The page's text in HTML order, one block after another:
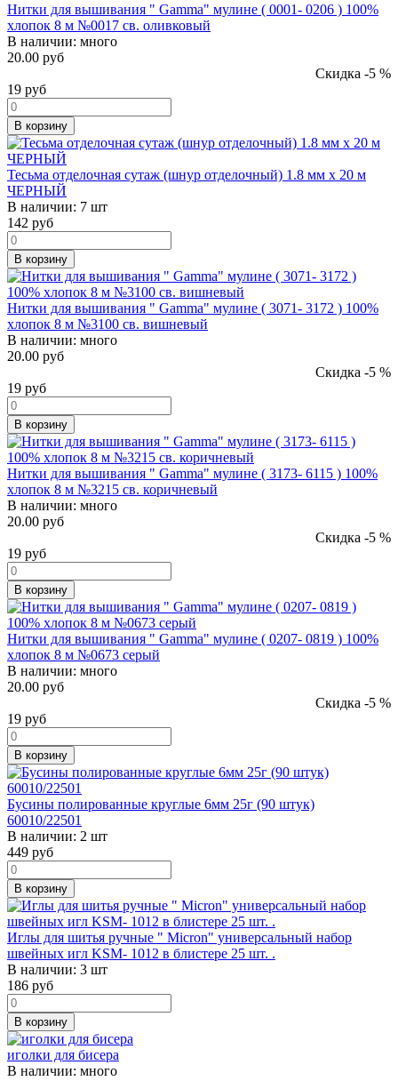
Нитки для вышивания " Gamma" мулине ( 0001- 0206 ) 100%
хлопок 8 м №0017 св. оливковый
В наличии: много
20.00 руб
Скидка -5 %
19 руб
В корзину
Тесьма отделочная сутаж (шнур отделочный) 1.8 мм х 20 м
ЧЕРНЫЙ
В наличии: 7 шт
142 руб
В корзину
Нитки для вышивания " Gamma" мулине ( 3071- 3172 ) 100%
хлопок 8 м №3100 св. вишневый
В наличии: много
20.00 руб
Скидка -5 %
19 руб
В корзину
Нитки для вышивания " Gamma" мулине ( 3173- 6115 ) 100%
хлопок 8 м №3215 св. коричневый
В наличии: много
20.00 руб
Скидка -5 %
19 руб
В корзину
Нитки для вышивания " Gamma" мулине ( 0207- 0819 ) 100%
хлопок 8 м №0673 серый
В наличии: много
20.00 руб
Скидка -5 %
19 руб
В корзину
Бусины полированные круглые 6мм 25г (90 штук)
60010/22501
В наличии: 2 шт
449 руб
В корзину
Иглы для шитья ручные " Micron" универсальный набор
швейных игл KSM- 1012 в блистере 25 шт. .
В наличии: 3 шт
186 руб
В корзину
иголки для бисера
В наличии: много